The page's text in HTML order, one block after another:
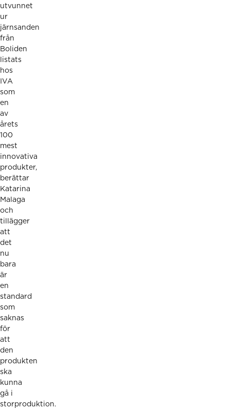
utvunnet
ur
järnsanden
från
Boliden
listats
hos
IVA
som
en
av
årets
100
mest
innovativa
produkter,
berättar
Katarina
Malaga
och
tillägger
att
det
nu
bara
är
en
standard
som
saknas
för
att
den
produkten
ska
kunna
gå i
storproduktion.